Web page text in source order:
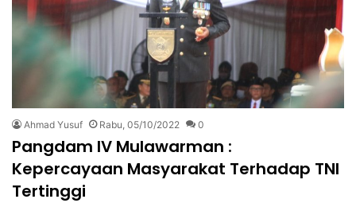
Ahmad Yusuf Rabu, 05/10/2022 0
Pangdam IV Mulawarman :
Kepercayaan Masyarakat Terhadap TNI
Tertinggi